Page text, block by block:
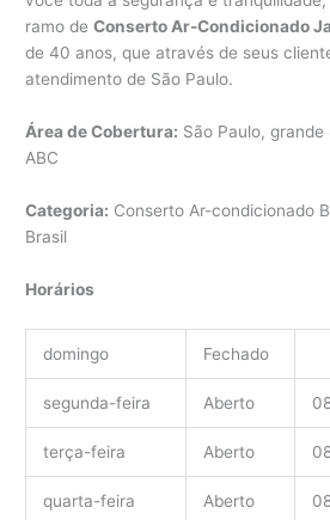
ramo deConserto Ar-Condicionado
de 40 anos, que através de seus
atendimento de São Paulo.
Área de Cobertura: São Paulo,
ABC
Categoria: Conserto Ar-condicionado
Brasil
Horários
domingo Fechado
segunda-feira Aberto
terça-feira Aberto
quarta-feira Aberto